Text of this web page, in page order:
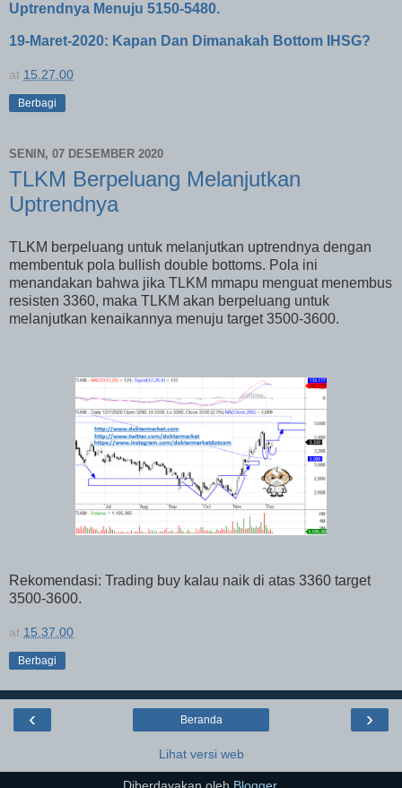
Uptrendnya Menuju 5150-5480.
19-Maret-2020: Kapan Dan Dimanakah Bottom IHSG?
at 15.27.00
Berbagi
SENIN, 07 DESEMBER 2020
TLKM Berpeluang Melanjutkan
Uptrendnya
TLKM berpeluang untuk melanjutkan uptrendnya dengan
membentuk pola bullish double bottoms. Pola ini
menandakan bahwa jika TLKM mmapu menguat menembus
resisten 3360, maka TLKM akan berpeluang untuk
melanjutkan kenaikannya menuju target 3500-3600.
Rekomendasi: Trading buy kalau naik di atas 3360 target
3500-3600.
at 15.37.00
Berbagi
‹ ›
Beranda
Lihat versi web